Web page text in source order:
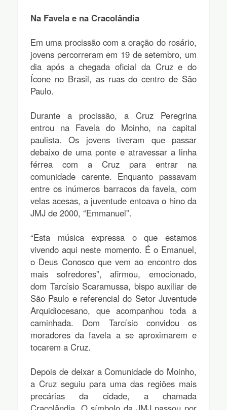
Na Favela e na Cracolândia
Em uma procissão com a oração do rosário,
jovens percorreram em 19 de setembro, um
dia após a chegada oficial da Cruz e do
Ícone no Brasil, as ruas do centro de São
Paulo.
Durante a procissão, a Cruz Peregrina
entrou na Favela do Moinho, na capital
paulista. Os jovens tiveram que passar
debaixo de uma ponte e atravessar a linha
férrea com a Cruz para entrar na
comunidade carente. Enquanto passavam
entre os inúmeros barracos da favela, com
velas acesas, a juventude entoava o hino da
JMJ de 2000, “Emmanuel”.
“Esta música expressa o que estamos
vivendo aqui neste momento. É o Emanuel,
o Deus Conosco que vem ao encontro dos
mais sofredores”, afirmou, emocionado,
dom Tarcísio Scaramussa, bispo auxiliar de
São Paulo e referencial do Setor Juventude
Arquidiocesano, que acompanhou toda a
caminhada. Dom Tarcísio convidou os
moradores da favela a se aproximarem e
tocarem a Cruz.
Depois de deixar a Comunidade do Moinho,
a Cruz seguiu para uma das regiões mais
precárias da cidade, a chamada